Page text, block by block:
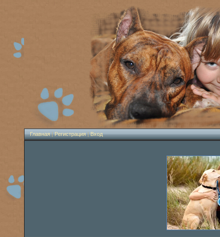
Главная|Регистрация|Вход